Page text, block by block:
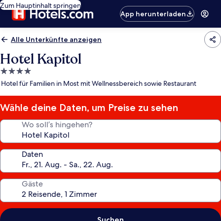
Zum Hauptinhalt springen
App herunterladen
Alle Unterkünfte anzeigen
Hotel Kapitol
4.0-
Sterne-
Hotel für Familien in Most mit Wellnessbereich sowie Restaurant
Wähle deine Daten, um Preise zu sehen
Wo soll’s hingehen?
Daten
Gäste